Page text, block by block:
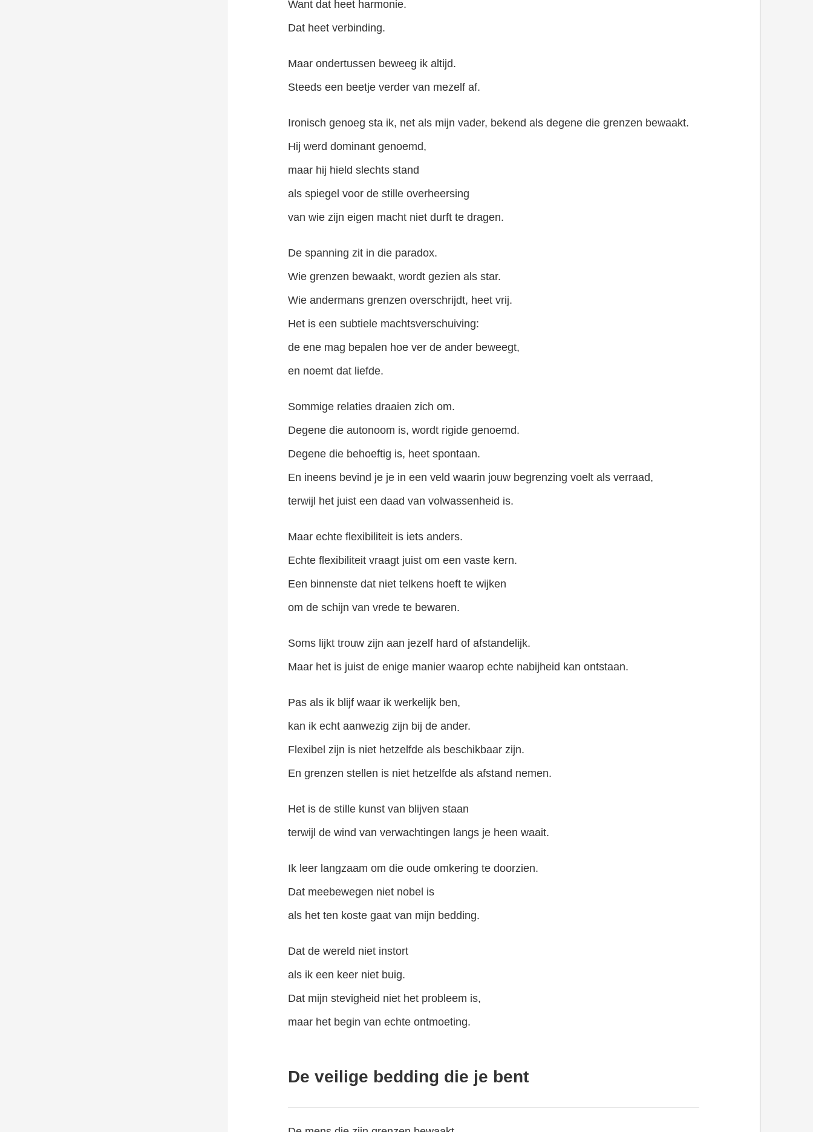
Want dat heet harmonie.
Dat heet verbinding.
Maar ondertussen beweeg ik altijd.
Steeds een beetje verder van mezelf af.
Ironisch genoeg sta ik, net als mijn vader, bekend als degene die grenzen bewaakt.
Hij werd dominant genoemd,
maar hij hield slechts stand
als spiegel voor de stille overheersing
van wie zijn eigen macht niet durft te dragen.
De spanning zit in die paradox.
Wie grenzen bewaakt, wordt gezien als star.
Wie andermans grenzen overschrijdt, heet vrij.
Het is een subtiele machtsverschuiving:
de ene mag bepalen hoe ver de ander beweegt,
en noemt dat liefde.
Sommige relaties draaien zich om.
Degene die autonoom is, wordt rigide genoemd.
Degene die behoeftig is, heet spontaan.
En ineens bevind je je in een veld waarin jouw begrenzing voelt als verraad,
terwijl het juist een daad van volwassenheid is.
Maar echte flexibiliteit is iets anders.
Echte flexibiliteit vraagt juist om een vaste kern.
Een binnenste dat niet telkens hoeft te wijken
om de schijn van vrede te bewaren.
Soms lijkt trouw zijn aan jezelf hard of afstandelijk.
Maar het is juist de enige manier waarop echte nabijheid kan ontstaan.
Pas als ik blijf waar ik werkelijk ben,
kan ik echt aanwezig zijn bij de ander.
Flexibel zijn is niet hetzelfde als beschikbaar zijn.
En grenzen stellen is niet hetzelfde als afstand nemen.
Het is de stille kunst van blijven staan
terwijl de wind van verwachtingen langs je heen waait.
Ik leer langzaam om die oude omkering te doorzien.
Dat meebewegen niet nobel is
als het ten koste gaat van mijn bedding.
Dat de wereld niet instort
als ik een keer niet buig.
Dat mijn stevigheid niet het probleem is,
maar het begin van echte ontmoeting.
De veilige bedding die je bent